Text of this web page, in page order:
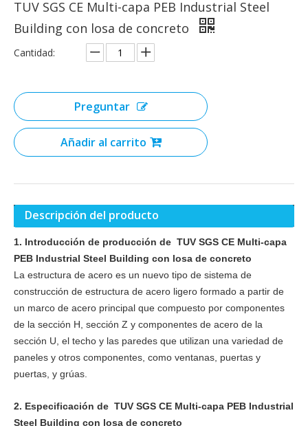
TUV SGS CE Multi-capa PEB Industrial Steel
Building con losa de concreto
Cantidad:
Preguntar
Añadir al carrito
Descripción del producto
1. Introducción de producción de TUV SGS CE Multi-capa
PEB Industrial Steel Building con losa de concreto
La estructura de acero es un nuevo tipo de sistema de
construcción de estructura de acero ligero formado a partir de
un marco de acero principal que compuesto por componentes
de la sección H, sección Z y componentes de acero de la
sección U, el techo y las paredes que utilizan una variedad de
paneles y otros componentes, como ventanas, puertas y
puertas, y grúas.
2. Especificación de TUV SGS CE Multi-capa PEB Industrial
Steel Building con losa de concreto